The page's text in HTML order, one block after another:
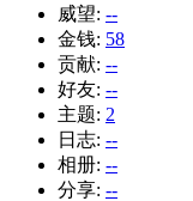
威望: --
金钱: 58
贡献: --
好友: --
主题: 2
日志: --
相册: --
分享: --